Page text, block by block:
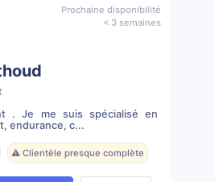
Prochaine disponibilité
< 3 semaines
. Je me suis spécialisé en
endurance, c...
⚠️ Clientèle presque complète